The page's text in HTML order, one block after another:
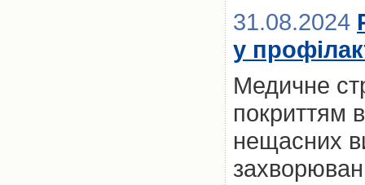
31.08.2024
у
Медичне
покриттям
нещасних